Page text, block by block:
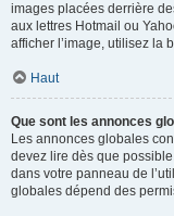
images placées derrière
aux lettres Hotmail ou
afficher l’image, utilisez la
Haut
Que sont les annonces
Les annonces globales
devez lire dès que
dans votre panneau de
globales dépend des